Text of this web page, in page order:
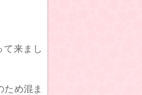
来まし
め混ま